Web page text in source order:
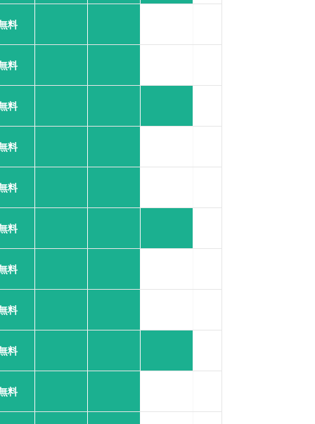
料
料
料
料
料
料
料
料
料
料